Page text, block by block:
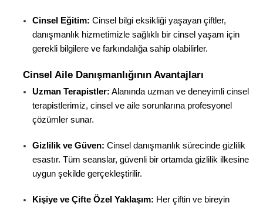
Cinsel Eğitim: Cinsel bilgi eksikliği yaşayan çiftler,
danışmanlık hizmetimizle sağlıklı bir cinsel yaşam için
gerekli bilgilere ve farkındalığa sahip olabilirler.
Cinsel Aile Danışmanlığının Avantajları
Uzman Terapistler: Alanında uzman ve deneyimli cinsel
terapistlerimiz, cinsel ve aile sorunlarına profesyonel
çözümler sunar.
Gizlilik ve Güven: Cinsel danışmanlık sürecinde gizlilik
esastır. Tüm seanslar, güvenli bir ortamda gizlilik ilkesine
uygun şekilde gerçekleştirilir.
Kişiye ve Çifte Özel Yaklaşım: Her çiftin ve bireyin